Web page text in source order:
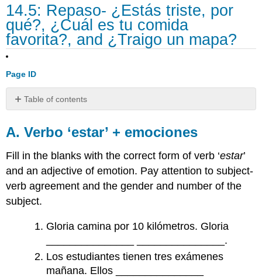
14.5: Repaso- ¿Estás triste, por
qué?, ¿Cuál es tu comida
favorita?, and ¿Traigo un mapa?
Page ID
Table of contents
Verbo
‘estar’
+
emociones
B.
Verbos
irregulares
‘yo’
A. Verbo ‘estar’ + emociones
Fill in the blanks with the correct form of verb ‘estar’
and an adjective of emotion. Pay attention to subject-
verb agreement and the gender and number of the
subject.
Gloria camina por 10 kilómetros. Gloria
_______________ _______________.
Los estudiantes tienen tres exámenes
mañana. Ellos _______________